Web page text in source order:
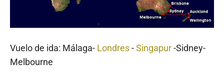
Vuelo de ida: Málaga- Londres-Singapur-Sidney-
Melbourne